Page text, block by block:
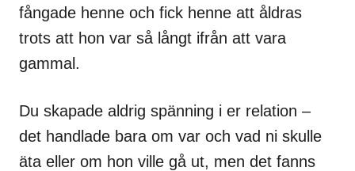
fångade henne och fick henne att åldras
trots att hon var så långt ifrån att vara
gammal.
Du skapade aldrig spänning i er relation –
det handlade bara om var och vad ni skulle
äta eller om hon ville gå ut, men det fanns